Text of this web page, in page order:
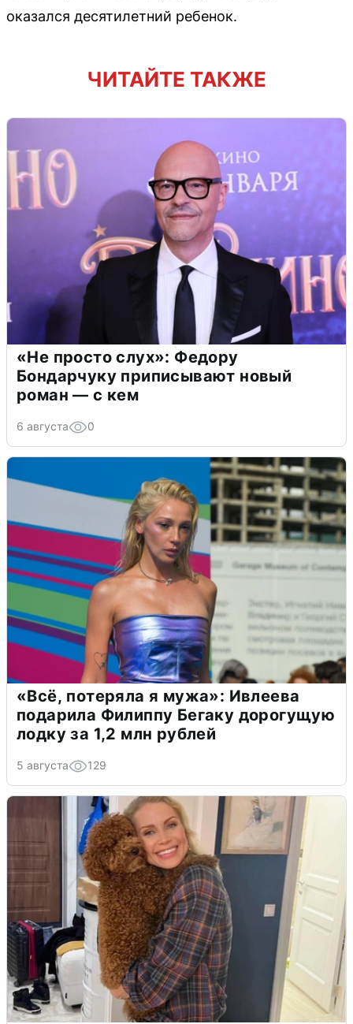
оказался десятилетний ребенок.
ЧИТАЙТЕ ТАКЖЕ
«Не просто слух»: Федору
Бондарчуку приписывают новый
роман — с кем
6 августа 0
«Всё, потеряла я мужа»: Ивлеева
подарила Филиппу Бегаку дорогущую
лодку за 1,2 млн рублей
5 августа 129